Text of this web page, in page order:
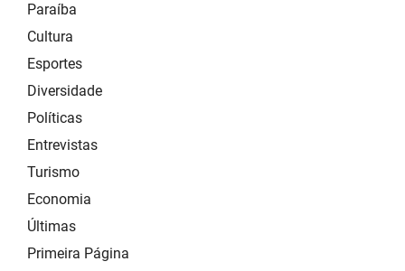
Paraíba
Cultura
Esportes
Diversidade
Políticas
Entrevistas
Turismo
Economia
Últimas
Primeira Página